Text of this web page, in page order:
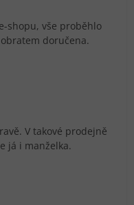
shopu, vše proběhlo
doručena.
5 z 5 hvězdiček.
V takové prodejně
já i manželka.
5 z 5 hvězdiček.